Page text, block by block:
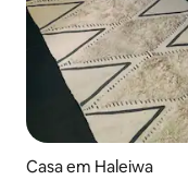
Casa em Haleiwa